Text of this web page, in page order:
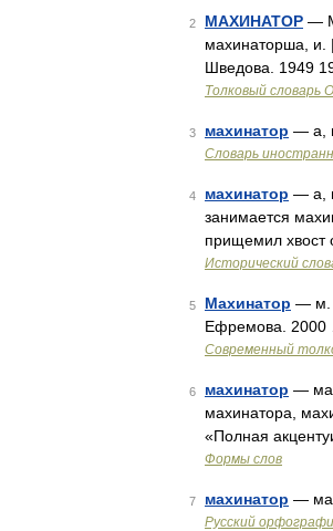
2 МАХИНАТОР —
махинаторша, и.
Шведова. 1949
Толковый словарь
3 махинатор — а,
Словарь
4 махинатор — а,
занимается
прищемил хвост
Исторический
5 Махинатор — м.
Ефремова. 2000
Современный
6 махинатор —
махинатора,
«Полная
Формы слов
7 махинатор —
Русский